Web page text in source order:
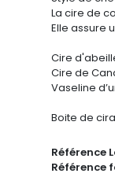
La cire de
Elle assure
Cire
Cire de
Vaseline
Boite de
Référence
Référence